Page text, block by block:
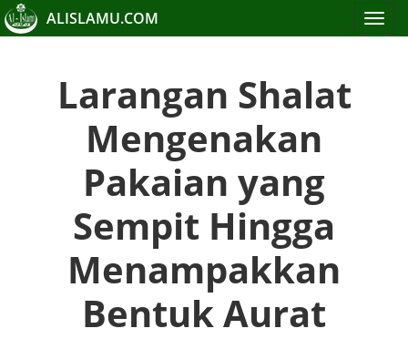
Toggle
ALISLAMU.COM
Larangan Shalat
Mengenakan
Pakaian yang
Sempit Hingga
Menampakkan
Bentuk Aurat